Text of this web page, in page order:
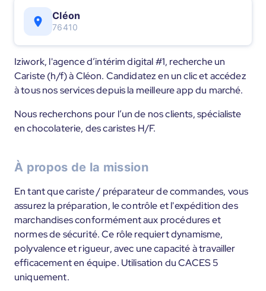
Cléon
76410
Iziwork, l'agence d’intérim digital #1, recherche un
Cariste (h/f) à Cléon. Candidatez en un clic et accédez
à tous nos services depuis la meilleure app du marché.
Nous recherchons pour l’un de nos clients, spécialiste
en chocolaterie, des caristes H/F.
À propos de la mission
En tant que cariste / préparateur de commandes, vous
assurez la préparation, le contrôle et l'expédition des
marchandises conformément aux procédures et
normes de sécurité. Ce rôle requiert dynamisme,
polyvalence et rigueur, avec une capacité à travailler
efficacement en équipe. Utilisation du CACES 5
uniquement.